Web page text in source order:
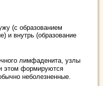
(с образованием
и внутрь (образование
лимфаденита, узлы
этом формируются
неболезненные.